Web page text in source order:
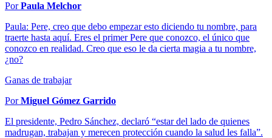
PorPaula Melchor
Paula: Pere, creo que debo empezar esto diciendo tu nombre, para
traerte hasta aquí. Eres el primer Pere que conozco, el único que
conozco en realidad. Creo que eso le da cierta magia a tu nombre,
¿no?
Ganas de trabajar
PorMiguel Gómez Garrido
El presidente, Pedro Sánchez, declaró “estar del lado de quienes
madrugan, trabajan y merecen protección cuando la salud les falla”.